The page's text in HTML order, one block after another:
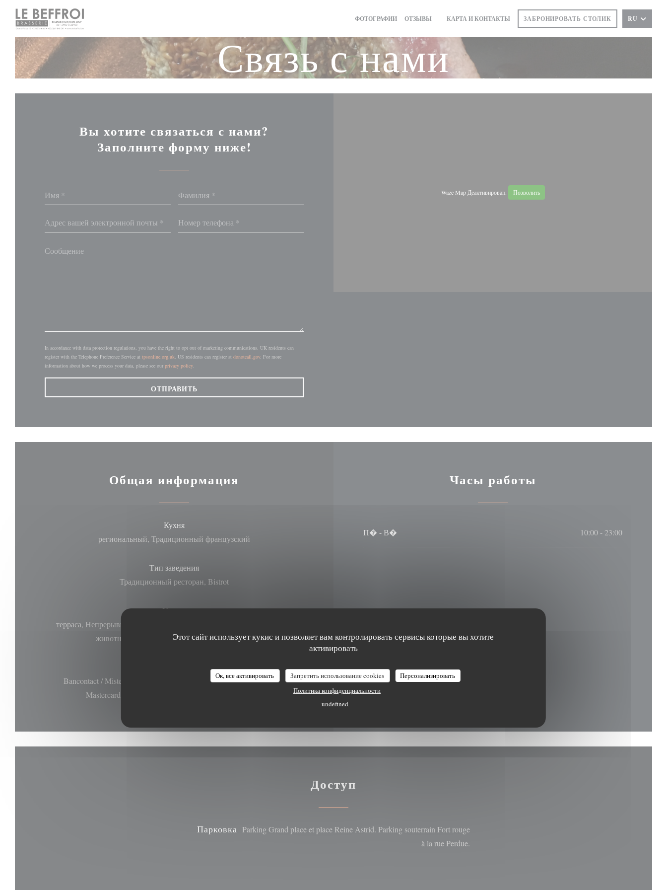
Панель управления cookies
Этот сайт использует кукис и позволяет вам контролировать сервисы которые вы хотите
активировать
Ок, все активировать Запретить использование cookies
Персонализировать
Политика конфиденциальности
undefined
ФОТОГРАФИИ ОТЗЫВЫ
((ОТКРЫВАЕТСЯ В НОВОМ ОКНЕ))
КАРТА И КОНТАКТЫ ЗАБРОНИРОВАТЬ СТОЛИК RU
Связь с нами
Вы хотите связаться с нами?
Заполните форму ниже!
In accordance with data protection regulations, you have the right to opt out of marketing communications. UK residents can
register with the Telephone Preference Service at tpsonline.org.uk. US residents can register at donotcall.gov. For more
information about how we process your data, please see our privacy policy.
Waze Map Деактивирован. Позволить
Общая информация
Кухня
региональный, Традиционный французский
Тип заведения
Традиционный ресторан, Bistrot
Услуги
терраса, Непрерывное обслуживание, Частный прокат, Подходит для
животных, ВАЙ-ФАЙ, Доступ для инвалидов
Bancontact / Mister Cash, виза, ресторан Titres, Маэстро, Eurocard /
Mastercard, Денежные средства, Дебетовая карточка
Часы работы
П� -В� 10:00 - 23:00
Доступ
Парковка Parking Grand place et place Reine Astrid. Parking souterrain Fort rouge
à la rue Perdue.